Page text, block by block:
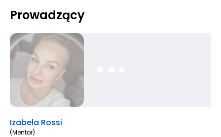
Prowadzący
Izabela Rossi
(Mentor)